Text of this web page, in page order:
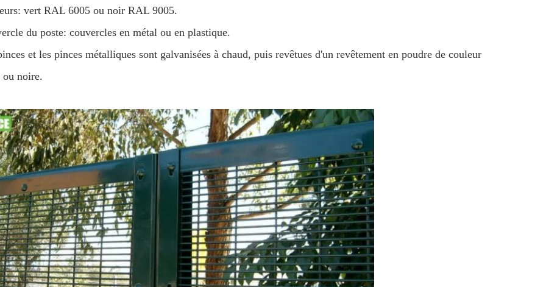
vert RAL 6005 ou noir RAL 9005.
du poste: couvercles en métal ou en plastique.
et les pinces métalliques sont galvanisées à chaud, puis revêtues d'un revêtement en poudre de couleur
ou noire.